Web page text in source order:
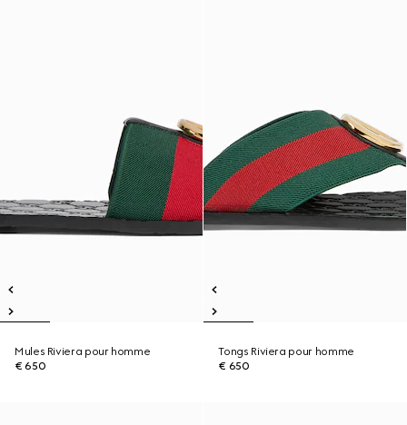
Mules Riviera pour homme
€ 650
Tongs Riviera pour homme
€ 650